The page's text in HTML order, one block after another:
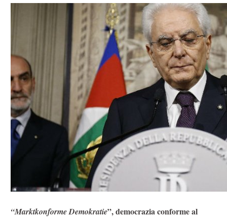
“Marktkonforme Demokratie”, democrazia conforme al